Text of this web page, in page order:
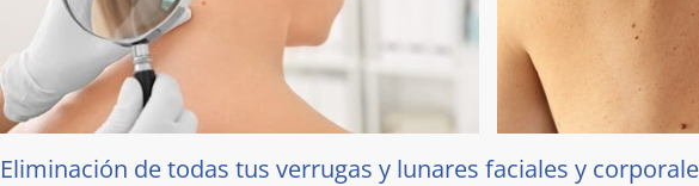
Eliminación de todas tus verrugas y lunares faciales y